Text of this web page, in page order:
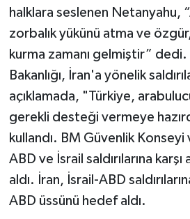
halklara seslenen Netanyahu,
zorbalık yükünü atma ve
kurma zamanı gelmiştir” dedi.
Bakanlığı, İran'a yönelik
açıklamada, "Türkiye,
gerekli desteği vermeye
kullandı. BM Güvenlik Konseyi
ABD ve İsrail saldırılarına
aldı. İran, İsrail-ABD
ABD üssünü hedef aldı.